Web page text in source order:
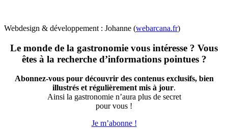
Webdesign & développement : Johanne (webarcana.fr)
Le monde de la gastronomie vous intéresse ? Vous
êtes à la recherche d’informations pointues ?
Abonnez-vous pour découvrir des contenus exclusifs, bien
illustrés et régulièrement mis à jour.
Ainsi la gastronomie n’aura plus de secret
pour vous !
Je m’abonne !